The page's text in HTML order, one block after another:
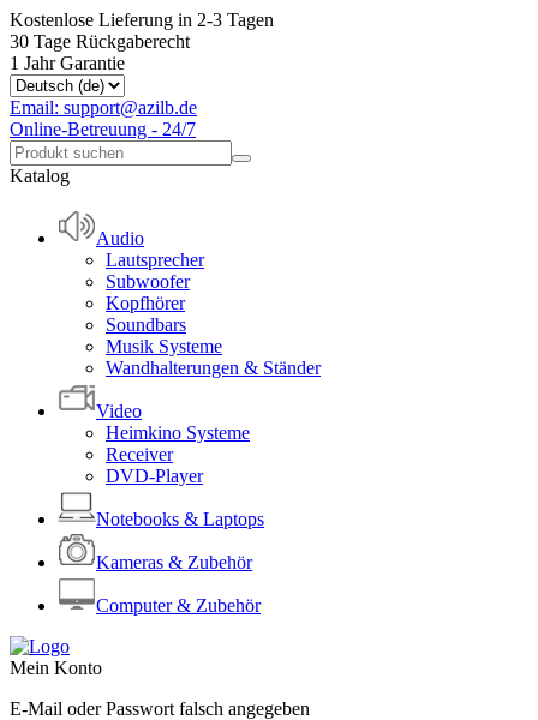
Kostenlose Lieferung in 2-3 Tagen
30 Tage Rückgaberecht
1 Jahr Garantie
Email: support@azilb.de
Online-Betreuung - 24/7
Katalog
Audio
Lautsprecher
Subwoofer
Kopfhörer
Soundbars
Musik Systeme
Wandhalterungen & Ständer
Video
Heimkino Systeme
Receiver
DVD-Player
Notebooks & Laptops
Kameras & Zubehör
Computer & Zubehör
Mein Konto
E-Mail oder Passwort falsch angegeben